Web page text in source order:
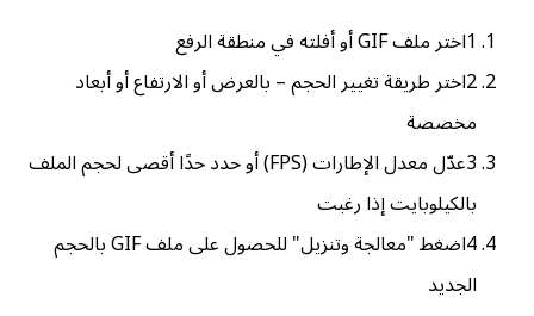
1اختر ملف GIF أو أفلته في منطقة الرفع
2اختر طريقة تغيير الحجم – بالعرض أو الارتفاع أو أبعاد
مخصصة
3
عدّل معدل الإطارات (FPS) أو حدد حدًا أقصى لحجم الملف
بالكيلوبايت إذا رغبت
4
اضغط "معالجة وتنزيل" للحصول على ملف GIF بالحجم
الجديد